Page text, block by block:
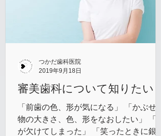
審美歯科について知りたい
「前歯の色、形が気になる」 「かぶせた
物の大きさ、色、形をなおしたい」 「歯
が欠けてしまった」 「笑ったときに銀歯
つかだ歯科医院
2019年9月18日